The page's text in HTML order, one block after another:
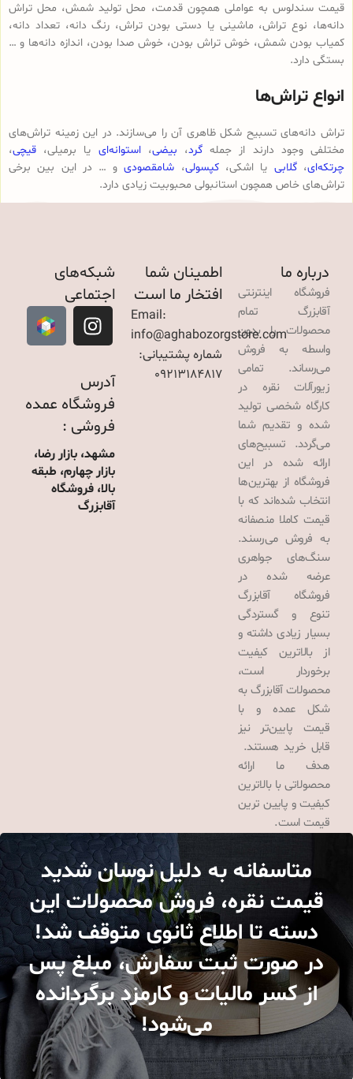
قیمت سندلوس به عواملی همچون قدمت، محل تولید شمش، محل تراش
دانه‌ها، نوع تراش، ماشینی یا دستی بودن تراش، رنگ دانه، تعداد دانه،
کمیاب بودن شمش، خوش تراش بودن، خوش صدا بودن، اندازه دانه‌ها و …
بستگی دارد.
انواع تراش‌ها
تراش دانه‌های تسبیح شکل ظاهری آن را می‌سازند. در این زمینه تراش‌های
مختلفی وجود دارند از جمله گرد، بیضی،استوانه‌ای یا برمیلی، قیچی،
چرتکه‌ای،گلابی یا اشکی،کپسولی، شامقصودیو … در این بین برخی
تراش‌های خاص همچون استانبولی محبوبیت زیادی دارد.
درباره ما
فروشگاه اینترنتی
آقابزرگ تمام
محصولات را بدون
واسطه به فروش
می‌رساند. تمامی
زیورآلات نقره در
کارگاه شخصی تولید
شده و تقدیم شما
می‌گردد. تسبیح‌های
ارائه شده در این
فروشگاه از بهترین‌ها
انتخاب شده‌اند که با
قیمت کاملا منصفانه
به فروش می‌رسند.
سنگ‌های جواهری
عرضه شده در
فروشگاه آقابزرگ
تنوع و گستردگی
بسیار زیادی داشته و
از بالاترین کیفیت
برخوردار است،
محصولات آقابزرگ به
شکل عمده و با
قیمت پایین‌تر نیز
قابل خرید هستند.
هدف ما ارائه
محصولاتی با بالاترین
کیفیت و پایین ترین
قیمت است.
اطمینان شما
افتخار ما است
Email:
info@aghabozorgstore.com
شماره پشتیبانی:
09213184817
شبکه‌های
اجتماعی
آدرس
فروشگاه عمده
فروشی :
مشهد، بازار رضا،
بازار چهارم، طبقه
بالا، فروشگاه
آقابزرگ
متاسفانه به دلیل نوسان شدید
قیمت نقره، فروش محصولات این
دسته تا اطلاع ثانوی متوقف شد!
در صورت ثبت سفارش، مبلغ پس
از کسر مالیات و کارمزد برگردانده
می‌شود!